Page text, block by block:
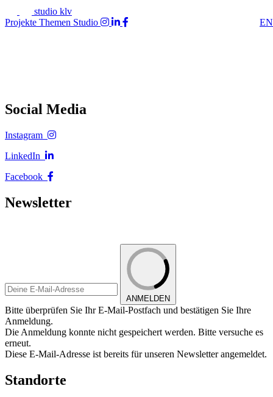
studio klv
Projekte Themen Studio EN
Social Media
Instagram
LinkedIn
Facebook
Newsletter
ANMELDEN
Bitte überprüfen Sie Ihr E-Mail-Postfach und bestätigen Sie Ihre
Anmeldung.
Die Anmeldung konnte nicht gespeichert werden. Bitte versuche es
erneut.
Diese E-Mail-Adresse ist bereits für unseren Newsletter angemeldet.
Standorte